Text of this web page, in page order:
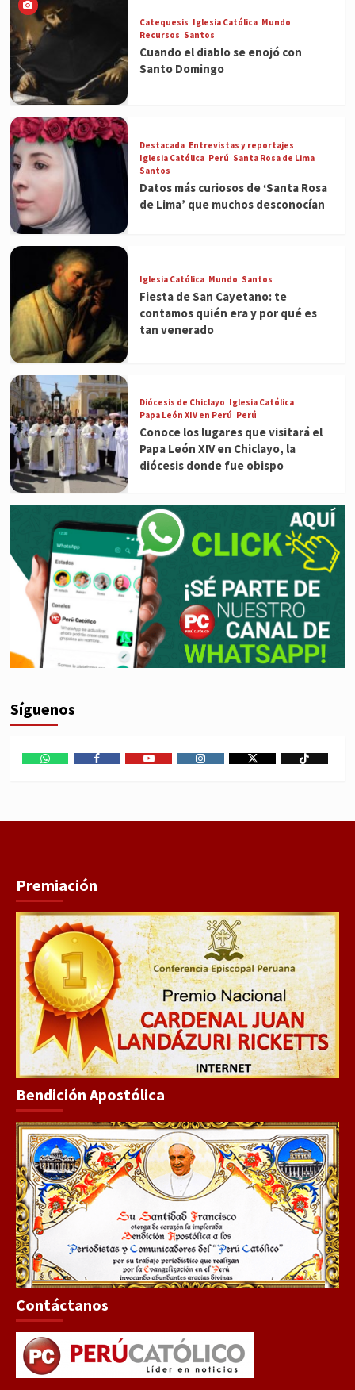
Catequesis Iglesia Católica Mundo
Recursos Santos
Cuando el diablo se enojó con
Santo Domingo
Destacada Entrevistas y reportajes
Iglesia Católica Perú Santa Rosa de Lima
Santos
Datos más curiosos de ‘Santa Rosa
de Lima’ que muchos desconocían
Iglesia Católica Mundo Santos
Fiesta de San Cayetano: te
contamos quién era y por qué es
tan venerado
Diócesis de Chiclayo Iglesia Católica
Papa León XIV en Perú Perú
Conoce los lugares que visitará el
Papa León XIV en Chiclayo, la
diócesis donde fue obispo
Síguenos
Premiación
Bendición Apostólica
Contáctanos